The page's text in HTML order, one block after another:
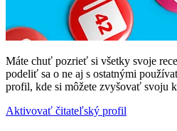
Máte chuť pozrieť si všetky svoje
podeliť sa o ne aj s ostatnými
profil, kde si môžete zvyšovať svoju
Aktivovať čitateľský profil